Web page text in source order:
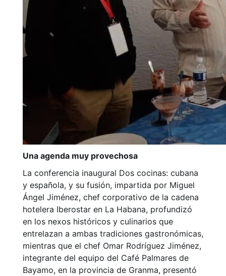
Una agenda muy provechosa
La conferencia inaugural Dos cocinas: cubana
y española, y su fusión, impartida por Miguel
Ángel Jiménez, chef corporativo de la cadena
hotelera Iberostar en La Habana, profundizó
en los nexos históricos y culinarios que
entrelazan a ambas tradiciones gastronómicas,
mientras que el chef Omar Rodríguez Jiménez,
integrante del equipo del Café Palmares de
Bayamo, en la provincia de Granma, presentó